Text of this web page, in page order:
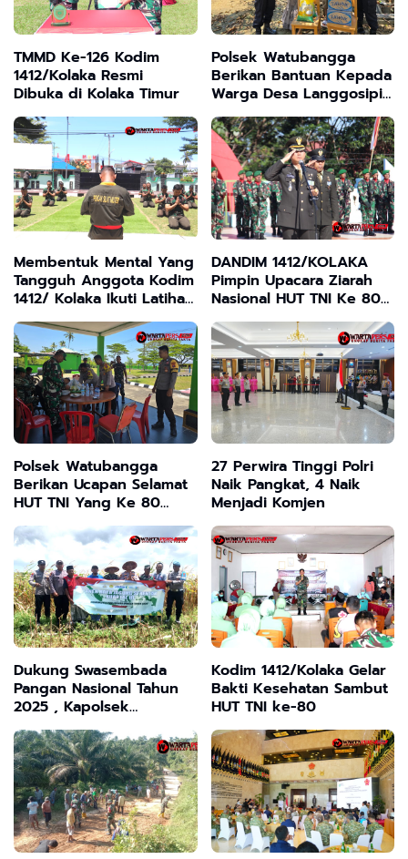
TMMD Ke-126 Kodim
1412/Kolaka Resmi
Dibuka di Kolaka Timur
Polsek Watubangga
Berikan Bantuan Kepada
Warga Desa Langgosipi
Yang Terkena Musibah
Membentuk Mental Yang
Tangguh Anggota Kodim
1412/ Kolaka Ikuti Latihan
Pencak Silat Di Makodim
DANDIM 1412/KOLAKA
Pimpin Upacara Ziarah
Nasional HUT TNI Ke 80
Di TMP Watalara
Polsek Watubangga
Berikan Ucapan Selamat
HUT TNI Yang Ke 80
Koramil 1412- 07
Watubangga
27 Perwira Tinggi Polri
Naik Pangkat, 4 Naik
Menjadi Komjen
Dukung Swasembada
Pangan Nasional Tahun
2025 , Kapolsek
Sokobanah Gelar Panen
Raya
Kodim 1412/Kolaka Gelar
Bakti Kesehatan Sambut
HUT TNI ke-80